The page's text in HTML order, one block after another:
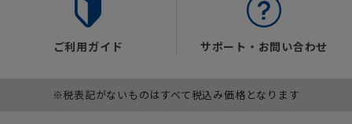
ご利用ガイド サポート・お問い合わせ
※税表記がないものはすべて税込み価格となります